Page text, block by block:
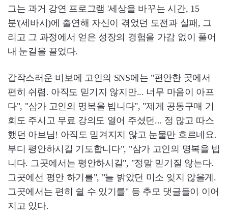
그는 과거 강연 프로그램 '세상을 바꾸는 시간, 15
분'(세바시)에 출연해 자신이 겪었던 도전과 실패, 그
리고 그 과정에서 얻은 성장의 경험을 가감 없이 풀어
내 눈길을 끌었다.
갑작스러운 비보에 고인의 SNS에는 "편안한 곳에서
편히 쉬렴. 아직도 믿기지 않지만... 너무 마음이 아프
다", "삼가 고인의 명복을 빕니다", "제게 공동구매 기
회도 주시고 무료 강의도 열어 주셨던... 정 많고 따스
했던 아브님! 아직도 믿겨지지 않고 눈물만 흐르네요.
부디 평안하시길 기도합니다", "삼가 고인의 명복을 빕
니다. 그곳에서는 평안하시길", "정말 믿기질 않는다.
그곳에선 평안 하기를", "늘 밝았던 미소 잊지 않을게.
그곳에서는 편히 쉴 수 있기를" 등 추모 댓글들이 이어
지고 있다.